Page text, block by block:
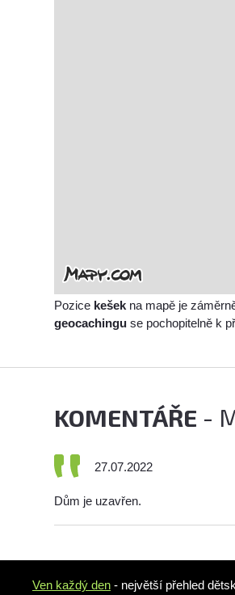
Pozice kešek na mapě je
geocachingu se pochopitelně k
KOMENTÁŘE -
27.07.2022
Dům je uzavřen.
Ven každý den - největší přehled